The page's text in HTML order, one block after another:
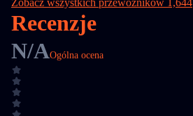
Zobacz wszystkich przewoźników 1,644
Recenzje
N/AOgólna ocena